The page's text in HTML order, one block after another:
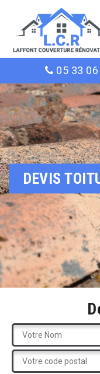
05 33
DEVIS